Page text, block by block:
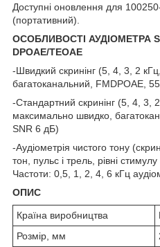
Доступні оновлення для
(портативний).
ОСОБЛИВОСТІ АУДІОМЕТРА
DPОAE/TEOAE
-Швидкий скринінг (5, 4, 3, 2
багатоканальний, FMDPOAE,
-Стандартний скринінг (5, 4, 3,
максимально швидко,
SNR 6 дБ)
-Аудіометрія чистого тону
тон, пульс і трель, рівні
Частоти: 0,5, 1, 2, 4, 6 кГц
ОПИС
Країна виробництва
Розмір, мм